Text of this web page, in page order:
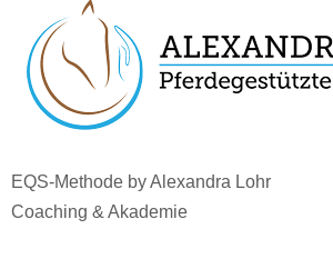
EQS-Methode by Alexandra Lohr
Coaching & Akademie